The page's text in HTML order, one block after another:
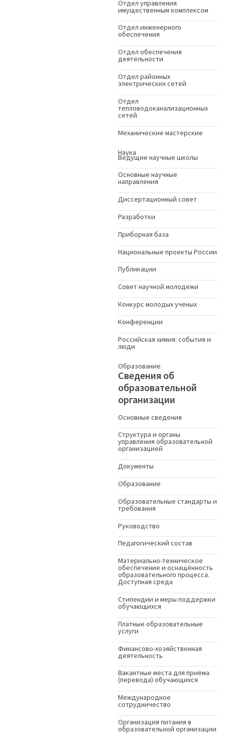
Отдел управления
имущественным комплексом
Отдел инженерного
обеспечения
Отдел обеспечения
деятельности
Отдел районных
электрических сетей
Отдел
тепловодоканализационных
сетей
Механические мастерские
Наука
Ведущие научные школы
Основные научные
направления
Диссертационный совет
Разработки
Приборная база
Национальные проекты России
Публикации
Совет научной молодежи
Конкурс молодых ученыx
Конференции
Российская химия: события и
люди
Образование
Сведения об
образовательной
организации
Основные сведения
Структура и органы
управления образовательной
организацией
Документы
Образование
Образовательные стандарты и
требования
Руководство
Педагогический состав
Материально-техническое
обеспечение и оснащённость
образовательного процесса.
Доступная среда
Стипендии и меры поддержки
обучающихся
Платные образовательные
услуги
Финансово-хозяйственная
деятельность
Вакантные места для приёма
(перевода) обучающихся
Международное
сотрудничество
Организация питания в
образовательной организации